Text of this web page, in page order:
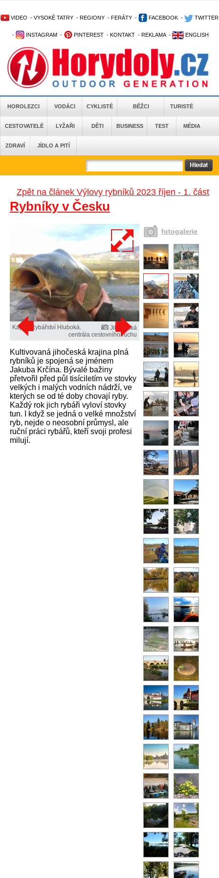
VIDEO - VYSOKÉ TATRY - REGIONY - FERÁTY - FACEBOOK - TWITTER
- INSTAGRAM - PINTEREST - KONTAKT - REKLAMA - ENGLISH
HOROLEZCI VODÁCI CYKLISTÉ BĚŽCI TURISTÉ
CESTOVATELÉ LYŽAŘI DĚTI BUSINESS TEST MÉDIA
ZDRAVÍ JÍDLO A PITÍ
Zpět na článek Výlovy rybníků 2023 říjen - 1. část
Rybníky v Česku
Kapr z Rybářství Hluboká.
Jihočeská
centrála cestovního ruchu
Kultivovaná jihočeská krajina plná
rybníků je spojená se jménem
Jakuba Krčína. Bývalé bažiny
přetvořil před půl tisíciletím ve stovky
velkých i malých vodních nádrží, ve
kterých se od té doby chovají ryby.
Každý rok jich rybáři vyloví stovky
tun. I když se jedná o velké množství
ryb, nejde o neosobní průmysl, ale
ruční práci rybářů, kteří svoji profesi
milují.
fotogalerie